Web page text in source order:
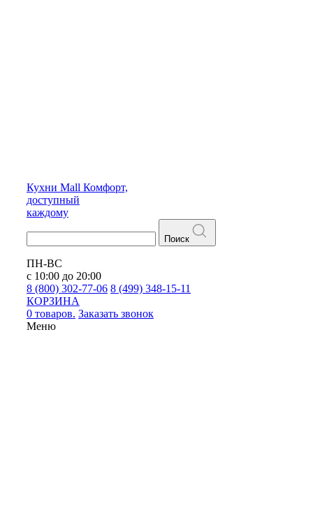
Кухни Mall Комфорт,
доступный
каждому
Поиск
ПН-ВС
с 10:00 до 20:00
8 (800) 302-77-06 8 (499) 348-15-11
КОРЗИНА
0 товаров. Заказать звонок
Меню